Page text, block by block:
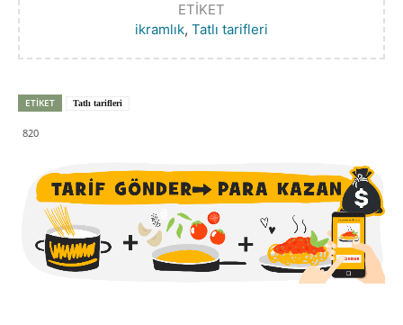
ETIKET
ikramlık, Tatlı tarifleri
ETIKET Tatlı tarifleri
820